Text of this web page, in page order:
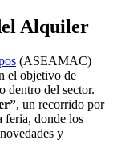
Alquiler
(ASEAMAC)
el objetivo de
dentro del sector.
, un recorrido por
feria, donde los
y